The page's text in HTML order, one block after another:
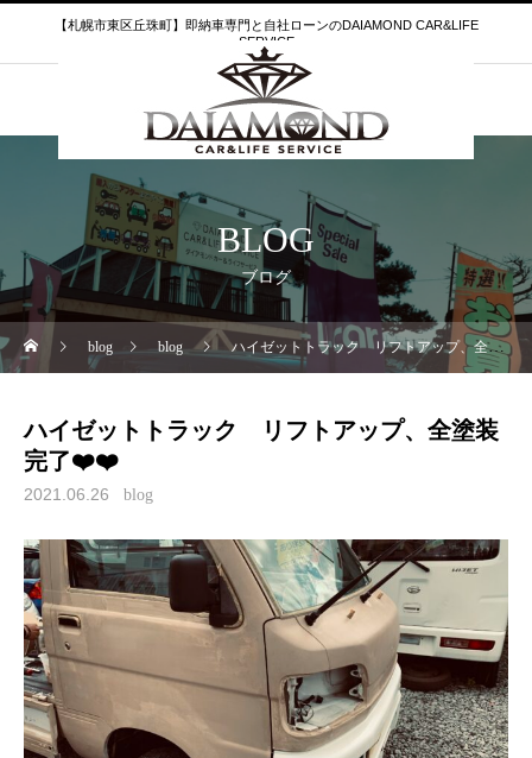
【札幌市東区丘珠町】即納車専門と自社ローンのDAIAMOND CAR&LIFE
SERVICE
BLOG
ブログ
blog blog ハイゼットトラック リフトアップ、全塗装完了❤️❤️
ハイゼットトラック リフトアップ、全塗装
完了❤️❤️
2021.06.26 blog